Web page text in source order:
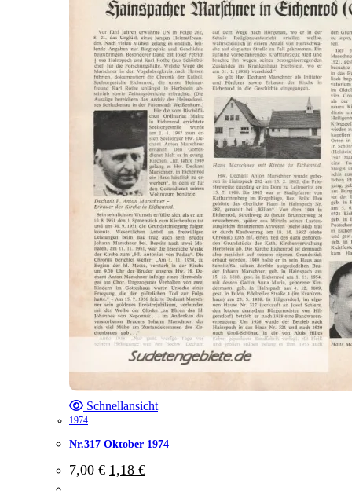
Schnellansicht
1974
Nr.317 Oktober 1974
7,00€ Ursprünglicher
Preis
1,18 €Aktueller